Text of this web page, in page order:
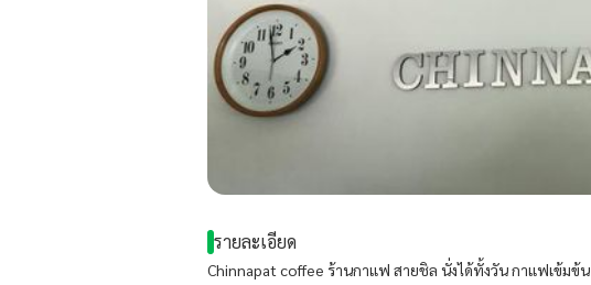
รายละเอียด
Chinnapat coffee ร้านกาแฟ สายชิล นั่งได้ทั้งวัน กาแฟเข้มข้น